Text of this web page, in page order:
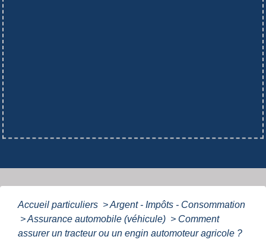
Accueil particuliers >Argent - Impôts - Consommation
>Assurance automobile (véhicule) > Comment
assurer un tracteur ou un engin automoteur agricole ?